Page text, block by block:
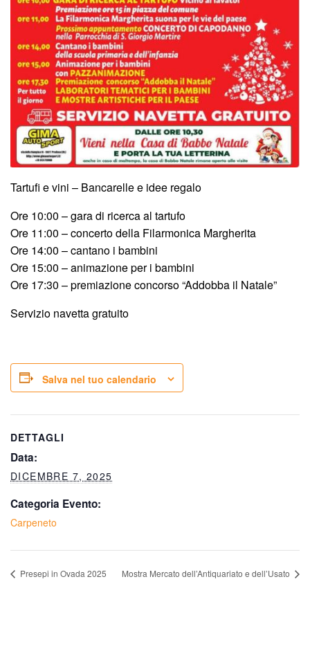
Tartufi e vini – Bancarelle e idee regalo
Ore 10:00 – gara di ricerca al tartufo
Ore 11:00 – concerto della Filarmonica Margherita
Ore 14:00 – cantano i bambini
Ore 15:00 – animazione per i bambini
Ore 17:30 – premiazione concorso “Addobba il Natale”
Servizio navetta gratuito
Salva nel tuo calendario
DETTAGLI
Data:
DICEMBRE 7, 2025
Categoria Evento:
Carpeneto
Presepi in Ovada 2025 Mostra Mercato dell’Antiquariato e dell’Usato